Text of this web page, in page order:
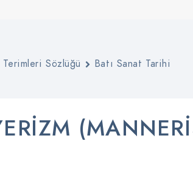
Terimleri Sözlüğü Batı Sanat Tarihi